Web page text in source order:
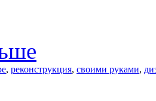
, реконструкция, своими руками,